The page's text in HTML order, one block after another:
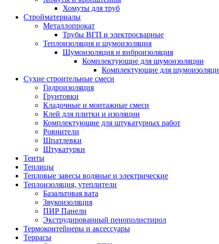
Хомуты для труб
Стройматериалы
Металлопрокат
Трубы ВГП и электросварные
Теплоизоляция и шумоизоляция
Шумоизоляция и виброизоляция
Комплектующие для шумоизоляции
Комплектующие для
Сухие строительные смеси
Гидроизоляция
Грунтовки
Кладочные и монтажные смеси
Клей для плитки и изоляции
Комплектующие для штукатурных работ
Ровнители
Шпатлевки
Штукатурки
Тенты
Теплицы
Тепловые завесы водяные и электрические
Теплоизоляция, утеплители
Базальтовая вата
Звукоизоляция
ПИР Панели
Экструдированный пенополистирол
Термоконтейнеры и аксессуары
Террасы